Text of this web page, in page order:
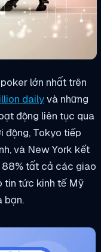
lớn nhất trên
dailyvà những
động liên tục qua
động, Tokyo tiếp
và New York kết
88% tất cả các giao
tin tức kinh tế Mỹ
bạn.